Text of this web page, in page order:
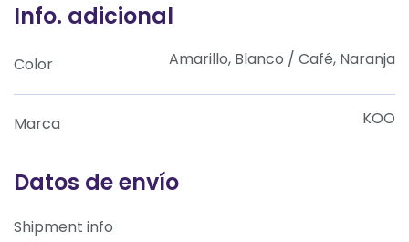
Info. adicional
Color Amarillo, Blanco / Café, Naranja
Marca KOO
Datos de envío
Shipment info